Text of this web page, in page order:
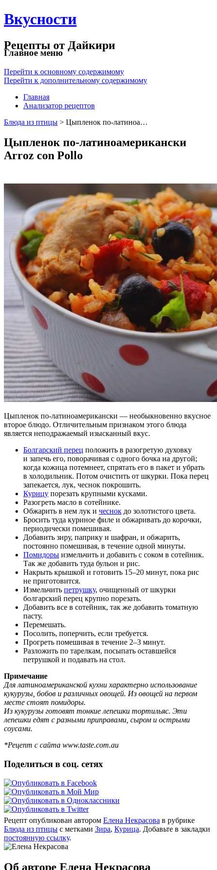
Вкусности
Рецепты от Дайкири
Главное меню
Перейти к основному содержимому
Перейти к дополнительному содержимому
Главная
Анализатор рецептов
Блюда из птицы > Цыпленок по-латиноа…
Цыпленок по-латиноамерикански
Arroz con Pollo
Цыпленок по-латиноамерикански — необыкновенно вкусное
второе блюдо. Отличительным признаком этого блюда
является неподражаемый изысканный вкус.
Болгарский перец положить в разогретую духовку
и запечь его, поворачивая с одного бочка на другой;
когда кожица потемнеет, спрятать его в пакет и убрать
в холодильник. Потом очистить от шкурки. Пока перец
запекается, лук, чеснок покрошить.
Курицу порезать крупными кусками.
Разогреть масло в сотейнике.
Обжарить в нем лук и чеснок до золотистого цвета.
Бросить туда куриное филе и обжаривать до корочки,
периодически помешивая.
Добавить зиру, паприку и шафран, и обжарить,
постоянно помешивая, в течение одной минуты.
Помидоры измельчить и добавить с соком в сотейник.
Так же добавить туда бульон и рис.
Накрыть крышкой и готовить 15–20 минут, пока рис
не приготовится.
Измельчить петрушку, очищенный от шкурки
болгарский перец крупно порезать.
Добавить все в сотейник, так же добавить томатную
пасту.
Перемешать.
Посолить, поперчить, если требуется.
Прогреть помешивая в течение 2–3 минут.
Разложить по тарелкам, посыпать оставшейся
петрушкой и подавать на стол.
Примечание
Для латиноамериканской кухни характерно использование
кукурузы, бобов и различных овощей. Из овощей на первом
месте стоят помидоры.
Из кукурузы готовят тонкие лепешки тортильяс. Эти
лепешки едят с разными приправами, сыром и острыми
соусами.
*Рецепт с сайта www.taste.com.au
Поделиться в соц. сетях
Рецепт опубликован автором Елена Некрасова в рубрике
Блюда из птицы с метками Зира, Курица. Добавьте в закладки
постоянную ссылку.
Об авторе Елена Некрасова